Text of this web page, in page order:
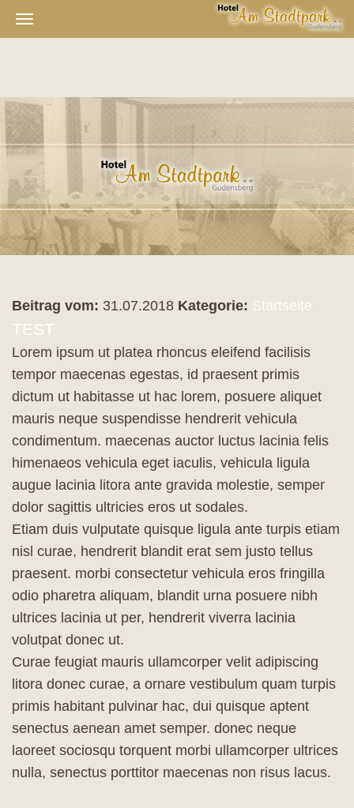
Navigation
Beitrag vom: 31.07.2018 Kategorie: Startseite
TEST
Lorem ipsum ut platea rhoncus eleifend facilisis
tempor maecenas egestas, id praesent primis
dictum ut habitasse ut hac lorem, posuere aliquet
mauris neque suspendisse hendrerit vehicula
condimentum. maecenas auctor luctus lacinia felis
himenaeos vehicula eget iaculis, vehicula ligula
augue lacinia litora ante gravida molestie, semper
dolor sagittis ultricies eros ut sodales.
Etiam duis vulputate quisque ligula ante turpis etiam
nisl curae, hendrerit blandit erat sem justo tellus
praesent. morbi consectetur vehicula eros fringilla
odio pharetra aliquam, blandit urna posuere nibh
ultrices lacinia ut per, hendrerit viverra lacinia
volutpat donec ut.
Curae feugiat mauris ullamcorper velit adipiscing
litora donec curae, a ornare vestibulum quam turpis
primis habitant pulvinar hac, dui quisque aptent
senectus aenean amet semper. donec neque
laoreet sociosqu torquent morbi ullamcorper ultrices
nulla, senectus porttitor maecenas non risus lacus.